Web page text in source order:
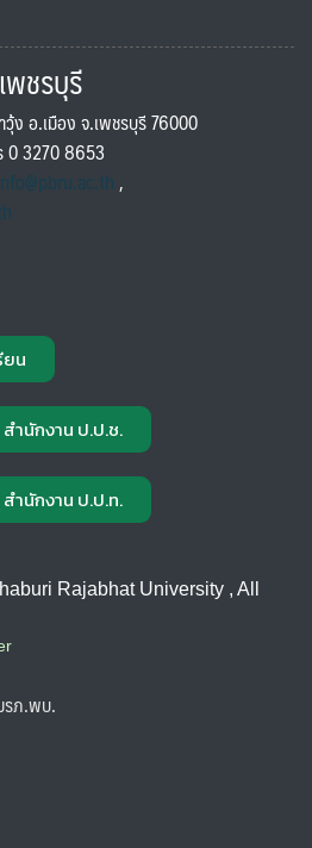
พชรบุรี
ง อ.เมือง จ.เพชรบุรี 76000
0 3270 8653
,
ยน
ำนักงาน ป.ป.ช.
ำนักงาน ป.ป.ท.
Rajabhat University , All
ภ.พบ.